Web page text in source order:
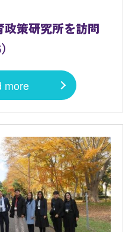
策研究所を訪問
more